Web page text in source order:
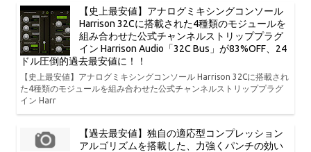
【史上最安値】アナログミキシングコンソール
Harrison 32Cに搭載された4種類のモジュールを
組み合わせた公式チャンネルストリッププラグ
イン Harrison Audio「32C Bus」が83%OFF、24
ドル圧倒的過去最安値に！！
【史上最安値】アナログミキシングコンソール Harrison 32Cに搭載され
た4種類のモジュールを組み合わせた公式チャンネルストリッププラグ
イン Harr
【過去最安値】独自の適応型コンプレッション
アルゴリズムを搭載した、力強くパンチの効い